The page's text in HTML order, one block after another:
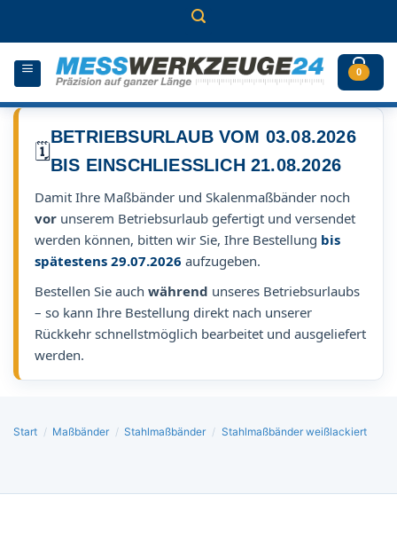
0
🗓️
BETRIEBSURLAUB VOM 03.08.2026
BIS EINSCHLIESSLICH 21.08.2026
Damit Ihre Maßbänder und Skalenmaßbänder noch
vor unserem Betriebsurlaub gefertigt und versendet
werden können, bitten wir Sie, Ihre Bestellung bis
spätestens 29.07.2026 aufzugeben.
Bestellen Sie auch während unseres Betriebsurlaubs
– so kann Ihre Bestellung direkt nach unserer
Rückkehr schnellstmöglich bearbeitet und ausgeliefert
werden.
Start / Maßbänder / Stahlmaßbänder / Stahlmaßbänder weißlackiert